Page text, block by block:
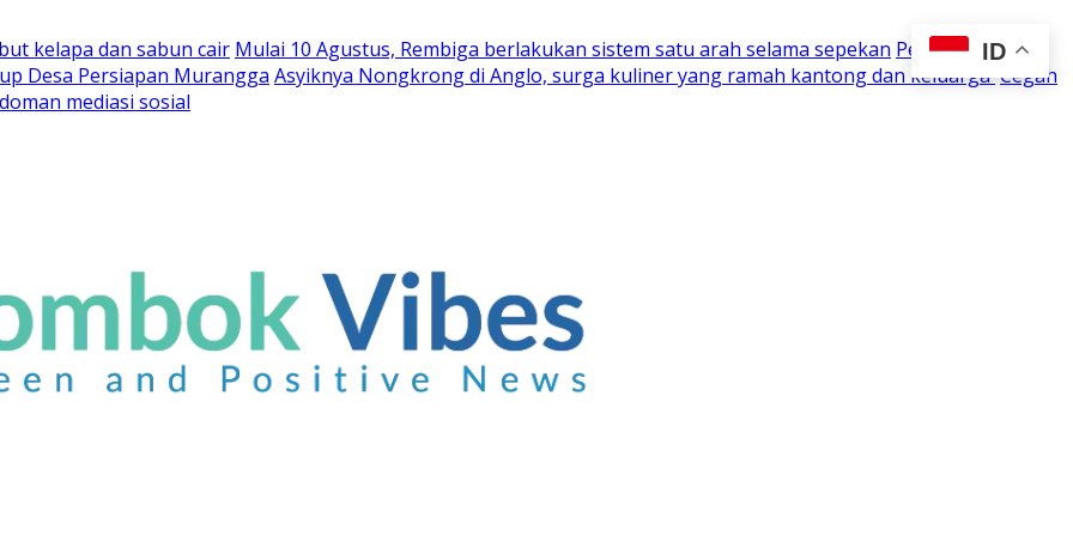
kelapa dan sabun cair Mulai 10 Agustus, Rembiga berlakukan sistem satu arah selama sepekan Perjuangan 15
Desa Persiapan Murangga Asyiknya Nongkrong di Anglo, surga kuliner yang ramah kantong dan keluargaCegah
mediasi sosial
ID